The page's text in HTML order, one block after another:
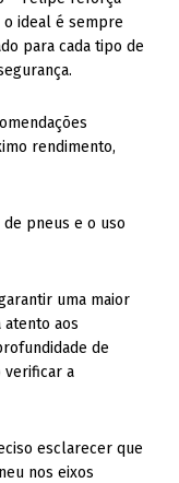
ideal é sempre
para cada tipo de
rendimento,
pneus e o uso
uma maior
atento aos
de
verificar a
esclarecer que
nos eixos